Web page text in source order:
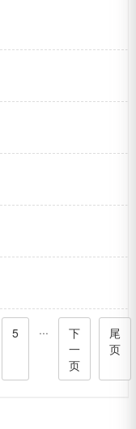
5 ···
下
一
页
尾
页